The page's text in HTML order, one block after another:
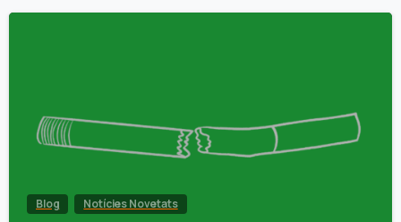
Blog Notícies Novetats